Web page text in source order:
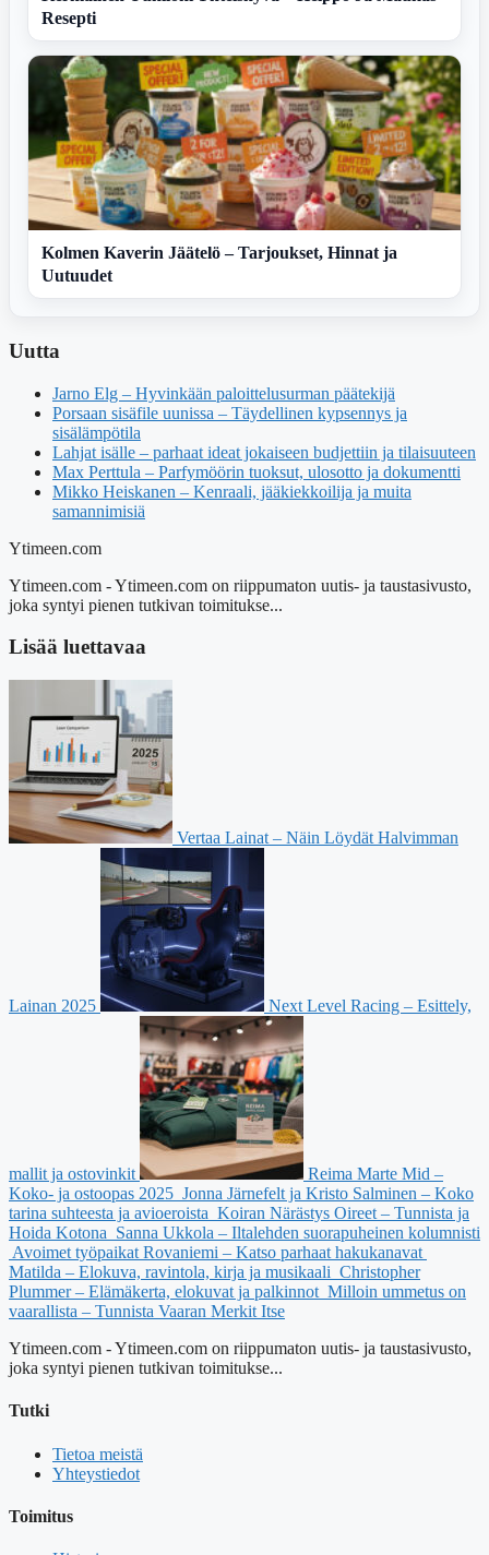
Resepti
Kolmen Kaverin Jäätelö – Tarjoukset, Hinnat ja
Uutuudet
Uutta
Jarno Elg – Hyvinkään paloittelusurman päätekijä
Porsaan sisäfile uunissa – Täydellinen kypsennys ja
sisälämpötila
Lahjat isälle – parhaat ideat jokaiseen budjettiin ja tilaisuuteen
Max Perttula – Parfymöörin tuoksut, ulosotto ja dokumentti
Mikko Heiskanen – Kenraali, jääkiekkoilija ja muita
samannimisiä
Ytimeen.com
Ytimeen.com - Ytimeen.com on riippumaton uutis- ja taustasivusto,
joka syntyi pienen tutkivan toimitukse...
Lisää luettavaa
Vertaa Lainat – Näin Löydät Halvimman
Lainan 2025 Next Level Racing – Esittely,
mallit ja ostovinkit
Reima Marte Mid –
Koko- ja ostoopas 2025 Jonna Järnefelt ja Kristo Salminen – Koko
tarina suhteesta ja avioeroista Koiran Närästys Oireet – Tunnista ja
Hoida Kotona Sanna Ukkola – Iltalehden suorapuheinen kolumnisti
Avoimet työpaikat Rovaniemi – Katso parhaat hakukanavat
Matilda – Elokuva, ravintola, kirja ja musikaali Christopher
Plummer – Elämäkerta, elokuvat ja palkinnot Milloin ummetus on
vaarallista – Tunnista Vaaran Merkit Itse
Ytimeen.com - Ytimeen.com on riippumaton uutis- ja taustasivusto,
joka syntyi pienen tutkivan toimitukse...
Tutki
Tietoa meistä
Yhteystiedot
Toimitus